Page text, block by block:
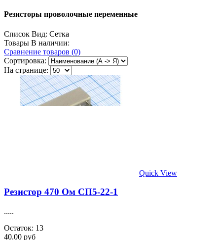
Резисторы проволочные переменные
Список Вид: Сетка
Товары В наличии:
Сравнение товаров (0)
Сортировка:
На странице:
Quick View
Резистор 470 Ом СП5-22-1
.....
Остаток: 13
40.00 руб